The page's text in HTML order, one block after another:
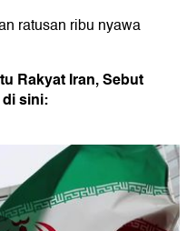
ratusan ribu nyawa
Rakyat Iran, Sebut
sini: